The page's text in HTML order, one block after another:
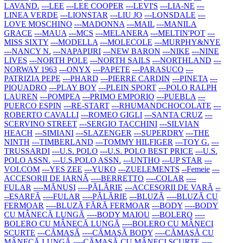
LAVAND. ---LEE ---LEE COOPER ---LEVI'S ---LIA-NE ---
LINEA VERDE ---LIONSTAR ---LIU JO ---LONSDALE ---
LOVE MOSCHINO ---MADONNA ---MAIL ---MANILA
GRACE ---MAUA ---MCS ---MELANERA ---MELTIN'POT ---
MISS SIXTY ---MODELLA ---MOLECOLE ---MURPHY&NYE
---NANCY N. ---NAPAPIJRI ---NEW BARON ---NIKE ---NINE
LIVES ---NORTH POLE ---NORTH SAILS ---NORTHLAND ---
NORWAY 1963 ---ONYX ---PAPETE ---PARASUCO ---
PATRIZIA PEPE ---PHARD ---PIERRE CARDIN ---PINETA ---
PIQUADRO ---PLAY BOY ---PLEIN SPORT ---POLO RALPH
LAUREN ---POMPEA ---PRIMO EMPORIO ---PUEBLA ---
PUERCO ESPIN ---RE-START ---RHUMANDCHOCOLATE ---
ROBERTO CAVALLI ---ROMEO GIGLI ---SANTA CRUZ ---
SCERVINO STREET ---SERGIO TACCHINI ---SILVIAN
HEACH ---SIMIANI ---SLAZENGER ---SUPERDRY ---THE
NINTH ---TIMBERLAND ---TOMMY HILFIGER ---TOY G. ---
TRUSSARDI ---U.S. POLO ---U.S. POLO BEST PRICE ---U.S.
POLO ASSN. ---U.S.POLO ASSN. ---UNTHO ---UP STAR ---
VOLCOM ---YES ZEE ---YUKO ---ZUELEMENTS --Femeie ---
ACCESORII DE IARNĂ ----BERRETTO ----COLAR ----
FULAR ----MĂNUŞI ----PĂLĂRIE ---ACCESORII DE VARĂ --
--EȘARFĂ ----FULAR ----PĂLĂRIE ---BLUZĂ ----BLUZĂ CU
FERMOAR ----BLUZĂ FĂRĂ FERMOAR ---BODY ----BODY
CU MÂNECĂ LUNGĂ ----BODY MAIOU ---BOLERO ----
BOLERO CU MÂNECĂ LUNGĂ ----BOLERO CU MÂNECI
SCURTE ---CĂMAŞĂ ----CĂMAŞĂ BODY ----CĂMAŞĂ CU